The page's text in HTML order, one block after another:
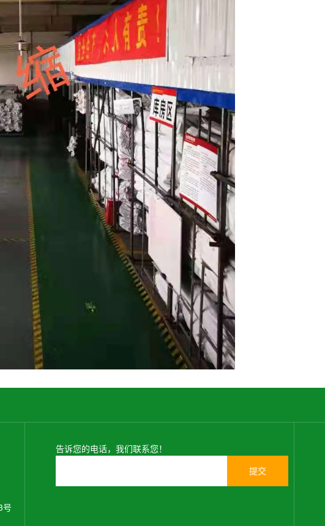
号
告诉您的电话，我们联系您！